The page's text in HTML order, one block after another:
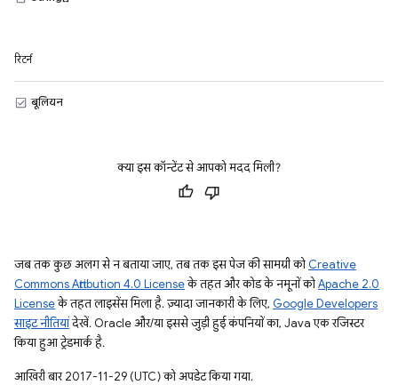
रिटर्न
बूलियन
क्या इस कॉन्टेंट से आपको मदद मिली?
जब तक कुछ अलग से न बताया जाए, तब तक इस पेज की सामग्री कोCreative
Commons Attribution 4.0 Licenseके तहत और कोड के नमूनों कोApache 2.0
Licenseके तहत लाइसेंस मिला है. ज़्यादा जानकारी के लिए, Google Developers
साइट नीतियांदेखें. Oracle और/या इससे जुड़ी हुई कंपनियों का, Java एक रजिस्टर
किया हुआ ट्रेडमार्क है.
आखिरी बार 2017-11-29 (UTC) को अपडेट किया गया.